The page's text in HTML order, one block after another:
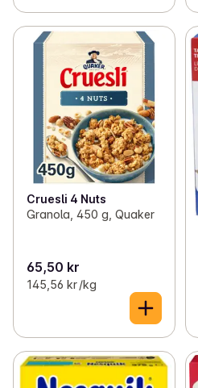
Cruesli 4 Nuts
Granola, 450 g, Quaker
65,50 kr
145,56 kr /kg